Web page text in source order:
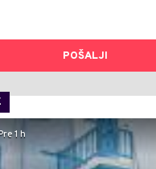
POŠALJI
1 h